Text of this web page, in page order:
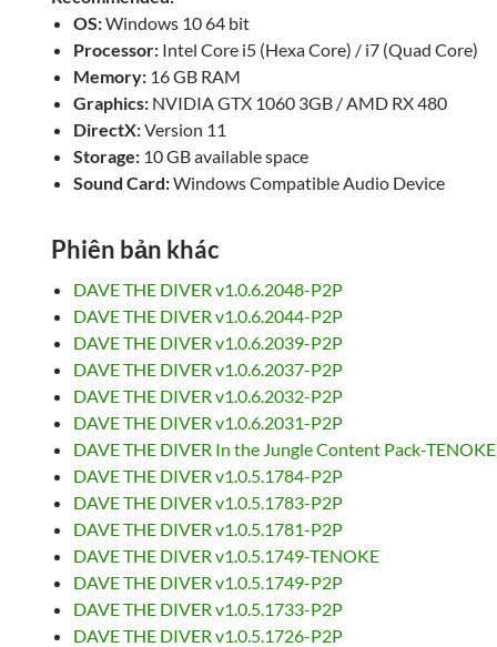
OS:Windows 10 64 bit
Processor: Intel Core i5 (Hexa Core) / i7 (Quad Core)
Memory: 16 GB RAM
Graphics: NVIDIA GTX 1060 3GB / AMD RX 480
DirectX:Version 11
Storage: 10 GB available space
Sound Card:Windows Compatible Audio Device
Phiên bản khác
DAVE THE DIVER v1.0.6.2048-P2P
DAVE THE DIVER v1.0.6.2044-P2P
DAVE THE DIVER v1.0.6.2039-P2P
DAVE THE DIVER v1.0.6.2037-P2P
DAVE THE DIVER v1.0.6.2032-P2P
DAVE THE DIVER v1.0.6.2031-P2P
DAVE THE DIVER In the Jungle Content Pack-TENOKE
DAVE THE DIVER v1.0.5.1784-P2P
DAVE THE DIVER v1.0.5.1783-P2P
DAVE THE DIVER v1.0.5.1781-P2P
DAVE THE DIVER v1.0.5.1749-TENOKE
DAVE THE DIVER v1.0.5.1749-P2P
DAVE THE DIVER v1.0.5.1733-P2P
DAVE THE DIVER v1.0.5.1726-P2P